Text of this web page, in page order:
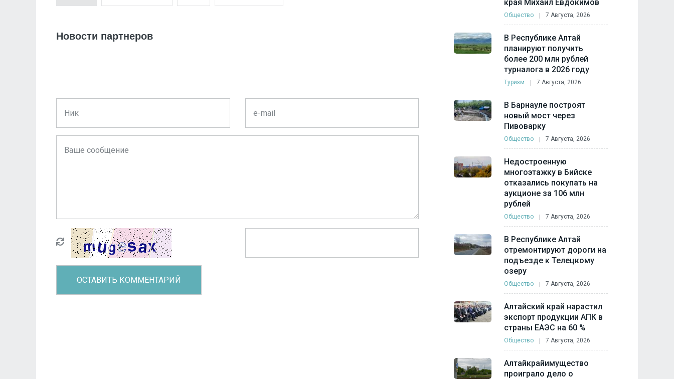
Новости партнеров
края Михаил Евдокимов
Общество 7 Августа, 2026
В Республике Алтай
планируют получить
более 200 млн рублей
турналога в 2026 году
Туризм 7 Августа, 2026
В Барнауле построят
новый мост через
Пивоварку
Общество 7 Августа, 2026
Недостроенную
многоэтажку в Бийске
отказались покупать на
аукционе за 106 млн
рублей
Общество 7 Августа, 2026
В Республике Алтай
отремонтируют дороги на
подъезде к Телецкому
озеру
Общество 7 Августа, 2026
Алтайский край нарастил
экспорт продукции АПК в
страны ЕАЭС на 60 %
Общество 7 Августа, 2026
Алтайкрайимущество
проиграло дело о